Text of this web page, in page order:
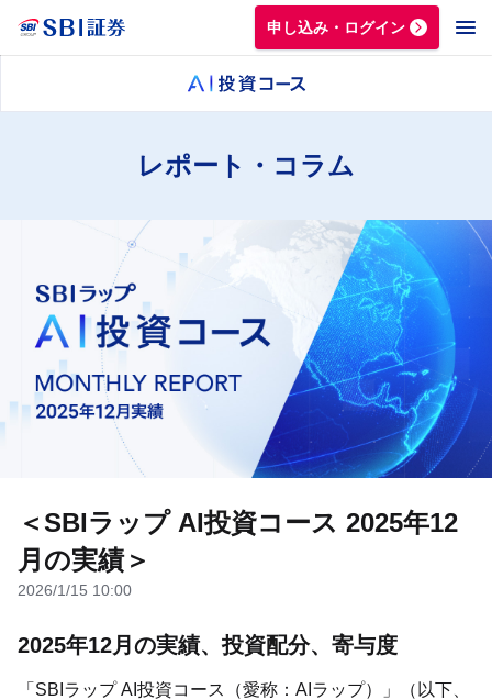
申し込み・ログイン
レポート・コラム
＜SBIラップ AI投資コース 2025年12
月の実績＞
2026/1/15 10:00
2025年12月の実績、投資配分、寄与度
「SBIラップ AI投資コース（愛称：AIラップ）」（以下、